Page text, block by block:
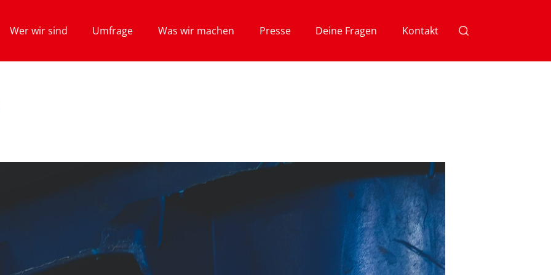
Wer wir sind Umfrage Was wir machen Presse Deine Fragen Kontakt